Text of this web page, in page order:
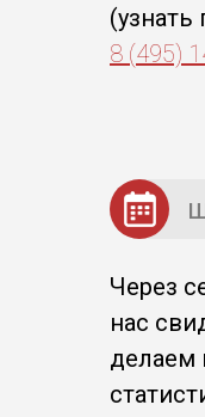
(узнать
8 (495)
Через
нас
делаем